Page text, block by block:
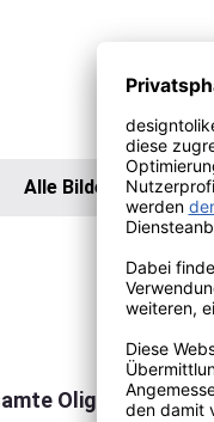
Alle Bilder anzeigen
Oligo Glance